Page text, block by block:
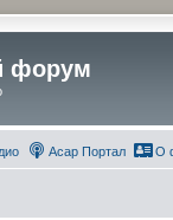
форум
Асар Портал О